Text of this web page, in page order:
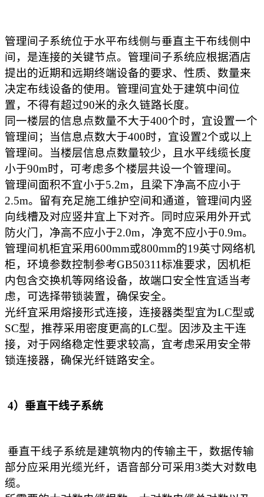
管理间子系统位于水平布线侧与垂直主干布线侧中
间，是连接的关键节点。管理间子系统应根据酒店
提出的近期和远期终端设备的要求、性质、数量来
决定布线设备的使用。管理间宜处于建筑中间位
置，不得有超过90米的永久链路长度。
同一楼层的信息点数量不大于400个时，宜设置一个
管理间；当信息点数大于400时，宜设置2个或以上
管理间。当楼层信息点数量较少，且水平线缆长度
小于90m时，可考虑多个楼层共设一个管理间。
管理间面积不宜小于5.2m，且梁下净高不应小于
2.5m。留有充足施工维护空间和通道，管理间内竖
向线槽及对应竖井宜上下对齐。同时应采用外开式
防火门，净高不应小于2.0m，净宽不应小于0.9m。
管理间机柜宜采用600mm或800mm的19英寸网络机
柜，环境参数控制参考GB50311标准要求，因机柜
内包含交换机等网络设备，故端口安全性宜适当考
虑，可选择带锁装置，确保安全。
光纤宜采用熔接形式连接，连接器类型宜为LC型或
SC型，推荐采用密度更高的LC型。因涉及主干连
接，对于网络稳定性要求较高，宜考虑采用安全带
锁连接器，确保光纤链路安全。
4）垂直干线子系统
垂直干线子系统是建筑物内的传输主干，数据传输
部分应采用光缆光纤，语音部分可采用3类大对数电
缆。